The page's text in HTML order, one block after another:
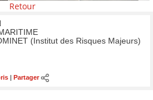
Retour
(Institut des Risques Majeurs)
Partager